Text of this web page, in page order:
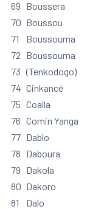
69
70
71
72
73
74
75
76
77
78
79
80
81
Boussera
Boussou
Boussouma
Boussouma
(Tenkodogo)
Cinkancé
Coalla
Comin Yanga
Dablo
Daboura
Dakola
Dakoro
Dalo